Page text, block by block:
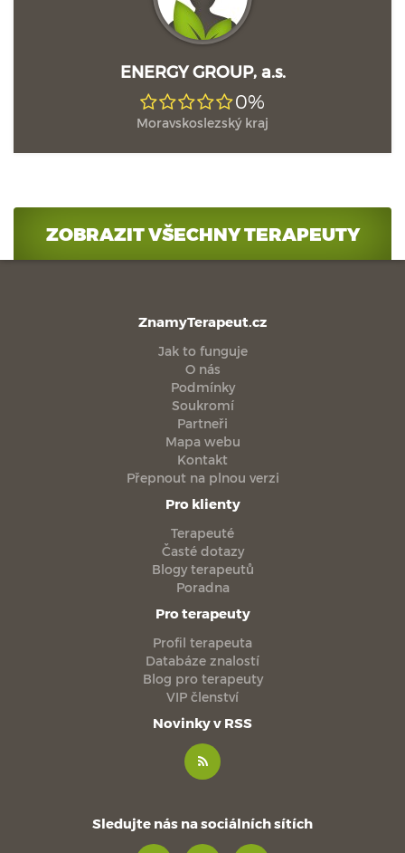
ENERGY GROUP, a.s.
0%
Moravskoslezský kraj
ZOBRAZIT VŠECHNY TERAPEUTY
ZnamyTerapeut.cz
Jak to funguje
O nás
Podmínky
Soukromí
Partneři
Mapa webu
Kontakt
Přepnout na plnou verzi
Pro klienty
Terapeuté
Časté dotazy
Blogy terapeutů
Poradna
Pro terapeuty
Profil terapeuta
Databáze znalostí
Blog pro terapeuty
VIP členství
Novinky v RSS
Sledujte nás na sociálních sítích